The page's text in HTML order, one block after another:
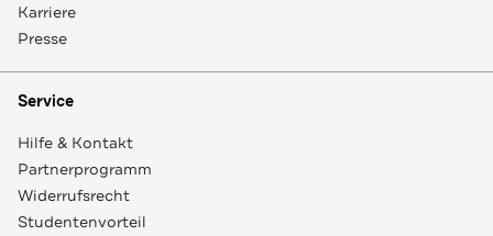
Karriere
Presse
Service
Hilfe & Kontakt
Partnerprogramm
Widerrufsrecht
Studentenvorteil